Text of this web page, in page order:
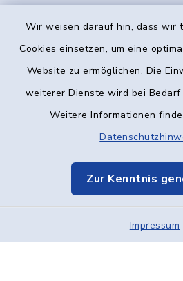
Wir weisen darauf hin, dass wir
Cookies einsetzen, um eine
Website zu ermöglichen. Die
weiterer Dienste wird bei
Weitere Informationen
Zur Kenntnis
Impressum
Kontakt
Elektronische
Sitemap